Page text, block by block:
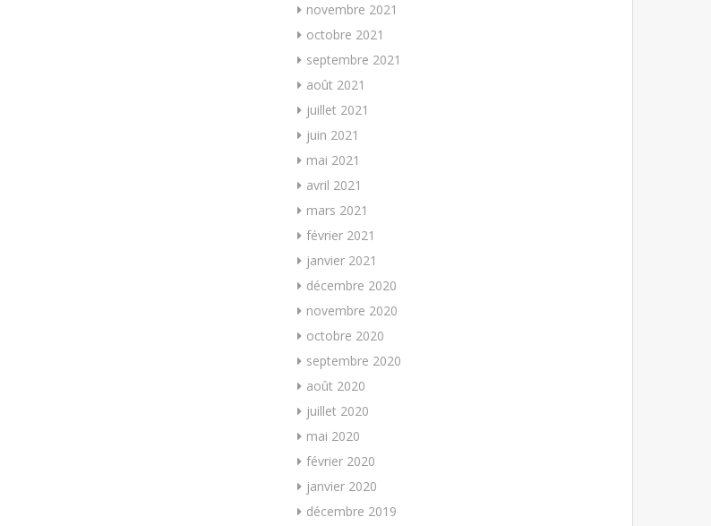
novembre 2021
octobre 2021
septembre 2021
août 2021
juillet 2021
juin 2021
mai 2021
avril 2021
mars 2021
février 2021
janvier 2021
décembre 2020
novembre 2020
octobre 2020
septembre 2020
août 2020
juillet 2020
mai 2020
février 2020
janvier 2020
décembre 2019